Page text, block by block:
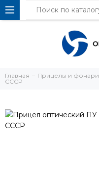
Главная Прицелы и фонари
СССР